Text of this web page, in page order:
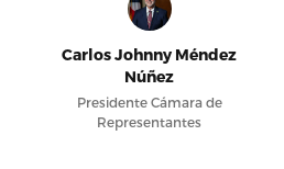
Carlos Johnny Méndez
Núñez
Presidente Cámara de
Representantes